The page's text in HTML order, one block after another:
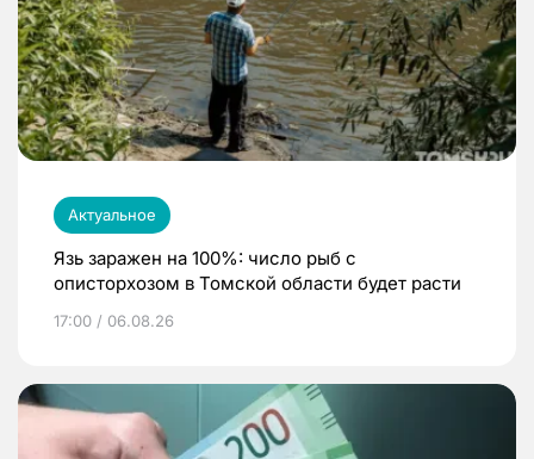
Актуальное
Язь заражен на 100%: число рыб с
описторхозом в Томской области будет расти
17:00 / 06.08.26